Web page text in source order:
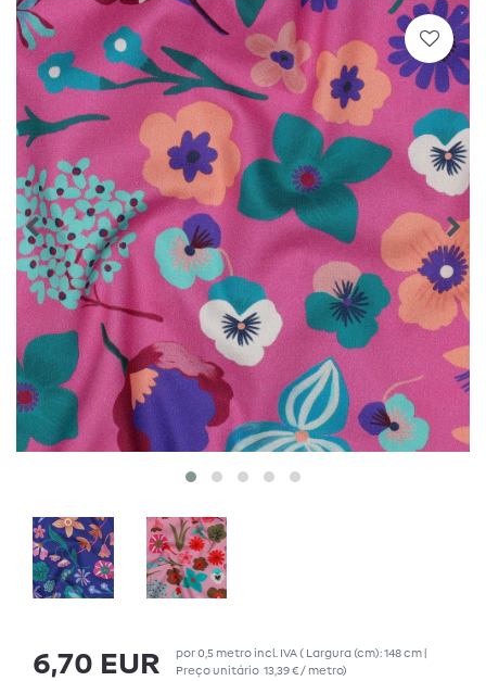
6,70 EUR por0,5 metroincl. IVA( Largura (cm): 148 cm |
Preço unitário 13,39 € / metro)